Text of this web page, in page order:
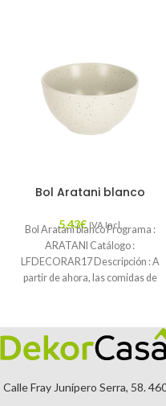
Bol Aratani blanco
5,43€ IVA Incl.
Bol Aratani blanco Programa :
ARATANI Catálogo :
LFDECORAR17 Descripción : A
partir de ahora, las comidas de
Calle Fray Junípero Serra, 58.